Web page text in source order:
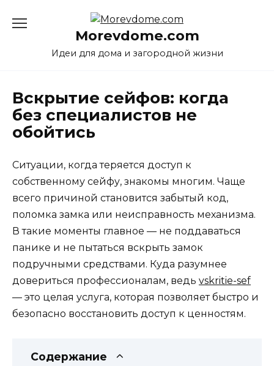
Morevdome.com
Идеи для дома и загородной жизни
Вскрытие сейфов: когда
без специалистов не
обойтись
Ситуации, когда теряется доступ к
собственному сейфу, знакомы многим. Чаще
всего причиной становится забытый код,
поломка замка или неисправность механизма.
В такие моменты главное — не поддаваться
панике и не пытаться вскрыть замок
подручными средствами. Куда разумнее
довериться профессионалам, ведь vskritie-sef
— это целая услуга, которая позволяет быстро и
безопасно восстановить доступ к ценностям.
Содержание